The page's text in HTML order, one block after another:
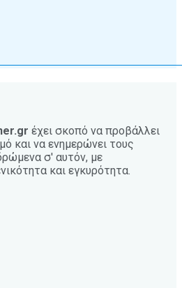
έχει σκοπό να προβάλλει
και να ενημερώνει τους
σ' αυτόν, με
και εγκυρότητα.